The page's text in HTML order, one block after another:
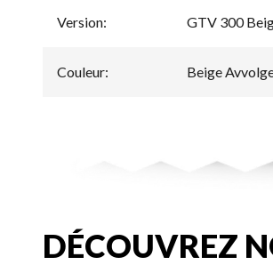
Version: GTV 300
Couleur: Beige
DÉCOUVREZ